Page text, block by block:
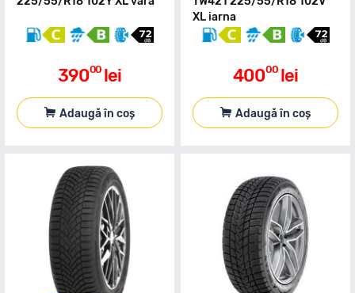
39000 lei
Adaugă în coș
XL iarna
40000 lei
Adaugă în coș